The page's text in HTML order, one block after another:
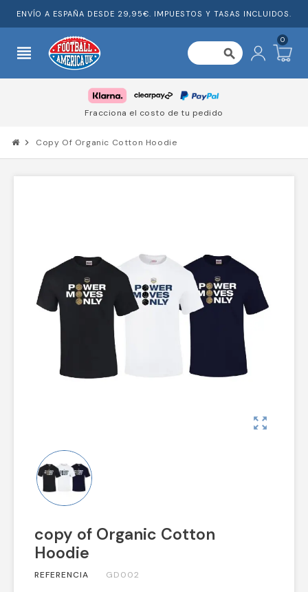
ENVÍO A ESPAÑA DESDE 29,95€. IMPUESTOS Y TASAS INCLUIDOS.
view_headline search
0
Fracciona el costo de tu pedido
chevron_right Copy Of Organic Cotton Hoodie
zoom_out_map
copy of Organic Cotton
Hoodie
REFERENCIA GD002